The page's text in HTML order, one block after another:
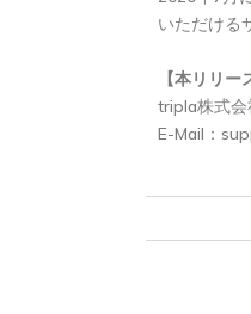
いただける
【本リリ
tripla株式
E-Mail：